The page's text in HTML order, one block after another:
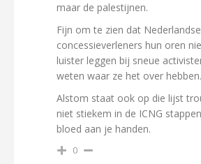
maar de palestijnen.
Fijn om te zien dat Nederlandse
concessieverleners hun oren
luister leggen bij sneue
weten waar ze het over hebben.
Alstom staat ook op die lijst
niet stiekem in de ICNG
bloed aan je handen.
0